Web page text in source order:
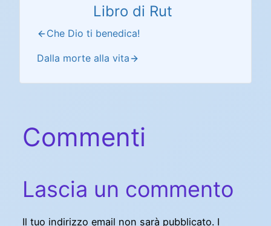
Libro di Rut
Che Dio ti benedica!
Dalla morte alla vita
Commenti
Lascia un commento
Il tuo indirizzo email non sarà pubblicato. I